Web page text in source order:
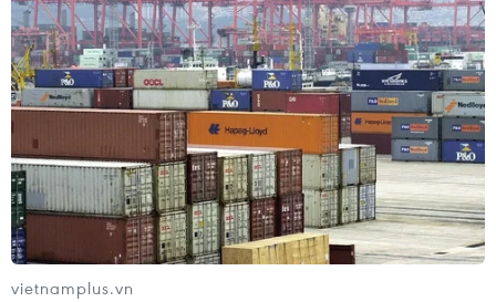
06/08/2026 04:22
Công viên địa chất Trương
Dịch Đan Hà của Trung Quốc vào
mùa du lịch cao điểm
06/08/2026 04:13
Làng cổ tại Trung Quốc lung
vietnamplus.vn